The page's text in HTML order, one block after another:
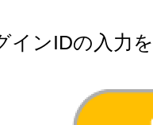
インIDの入力